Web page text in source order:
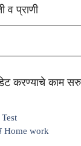
व प्राणी
करण्याचे काम
Home work